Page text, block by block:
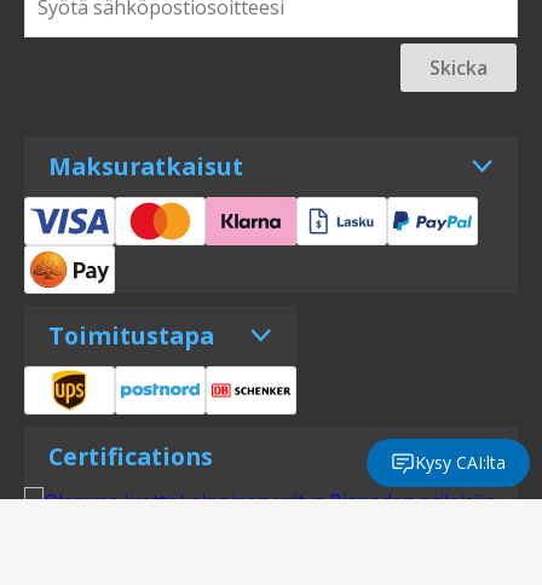
Skicka
Maksuratkaisut
Toimitustapa
Certifications Kysy CAI:lta